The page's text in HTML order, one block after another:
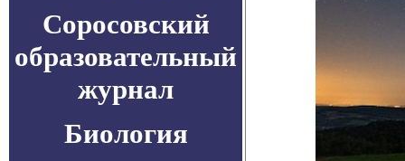
Соросовский
образовательный
журнал
Биология